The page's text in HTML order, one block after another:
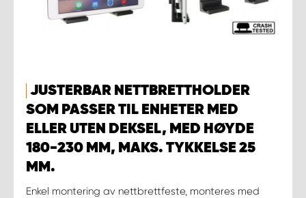
JUSTERBAR NETTBRETTHOLDER
SOM PASSER TIL ENHETER MED
ELLER UTEN DEKSEL, MED HØYDE
180-230 MM, MAKS. TYKKELSE 25
MM.
Enkel montering av nettbrettfeste, monteres med